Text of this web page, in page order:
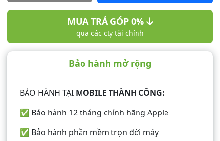
MUA TRẢ GÓP 0%
qua các cty tài chính
Bảo hành mở rộng
BẢO HÀNH TẠI MOBILE THÀNH CÔNG:
✅ Bảo hành 12 tháng chính hãng Apple
✅ Bảo hành phần mềm trọn đời máy